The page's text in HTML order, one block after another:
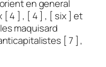
en general
[ 4 ] , [ 4 ] , [ six ] et
maquisard
[ 7 ] ,